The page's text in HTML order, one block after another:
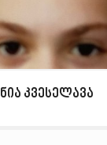
ნია კვესელავა